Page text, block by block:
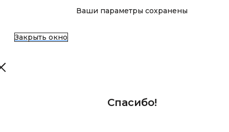
Ваши параметры сохранены
Закрыть окно
Спасибо!